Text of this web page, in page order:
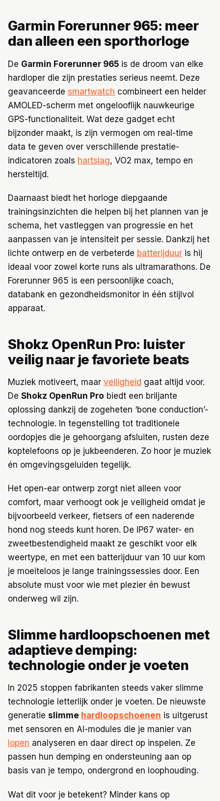
Garmin Forerunner 965: meer
dan alleen een sporthorloge
De Garmin Forerunner 965 is de droom van elke
hardloper die zijn prestaties serieus neemt. Deze
geavanceerde smartwatch combineert een helder
AMOLED-scherm met ongelooflijk nauwkeurige
GPS-functionaliteit. Wat deze gadget echt
bijzonder maakt, is zijn vermogen om real-time
data te geven over verschillende prestatie-
indicatoren zoals hartslag, VO2 max, tempo en
hersteltijd.
Daarnaast biedt het horloge diepgaande
trainingsinzichten die helpen bij het plannen van je
schema, het vastleggen van progressie en het
aanpassen van je intensiteit per sessie. Dankzij het
lichte ontwerp en de verbeterde batterijduur is hij
ideaal voor zowel korte runs als ultramarathons. De
Forerunner 965 is een persoonlijke coach,
databank en gezondheidsmonitor in één stijlvol
apparaat.
Shokz OpenRun Pro: luister
veilig naar je favoriete beats
Muziek motiveert, maar veiligheid gaat altijd voor.
De Shokz OpenRun Pro biedt een briljante
oplossing dankzij de zogeheten ‘bone conduction’-
technologie. In tegenstelling tot traditionele
oordopjes die je gehoorgang afsluiten, rusten deze
koptelefoons op je jukbeenderen. Zo hoor je muziek
én omgevingsgeluiden tegelijk.
Het open-ear ontwerp zorgt niet alleen voor
comfort, maar verhoogt ook je veiligheid omdat je
bijvoorbeeld verkeer, fietsers of een naderende
hond nog steeds kunt horen. De IP67 water- en
zweetbestendigheid maakt ze geschikt voor elk
weertype, en met een batterijduur van 10 uur kom
je moeiteloos je lange trainingssessies door. Een
absolute must voor wie met plezier én bewust
onderweg wil zijn.
Slimme hardloopschoenen met
adaptieve demping:
technologie onder je voeten
In 2025 stoppen fabrikanten steeds vaker slimme
technologie letterlijk onder je voeten. De nieuwste
generatie slimme hardloopschoenen is uitgerust
met sensoren en AI-modules die je manier van
lopen analyseren en daar direct op inspelen. Ze
passen hun demping en ondersteuning aan op
basis van je tempo, ondergrond en loophouding.
Wat dit voor je betekent? Minder kans op